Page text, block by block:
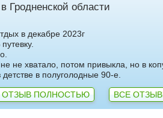
Гродненской области
в декабре 2023г
не хватало, потом привыкла, но в
в полуголодные 90-е.
ОТЗЫВ ПОЛНОСТЬЮ ВСЕ